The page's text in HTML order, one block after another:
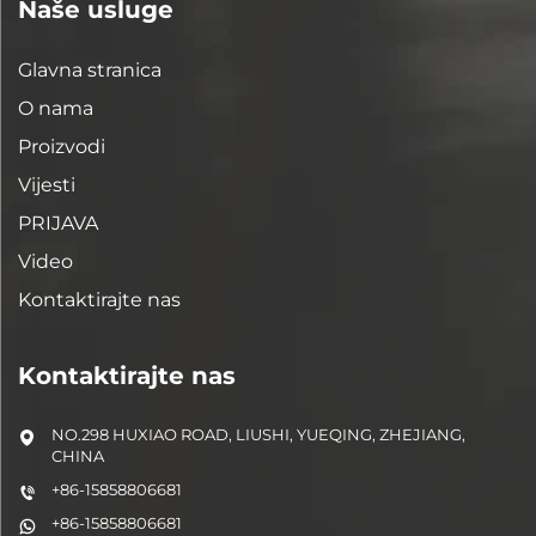
Naše usluge
Glavna stranica
O nama
Proizvodi
Vijesti
PRIJAVA
Video
Kontaktirajte nas
Kontaktirajte nas
NO.298 HUXIAO ROAD, LIUSHI, YUEQING, ZHEJIANG,
CHINA
+86-15858806681
+86-15858806681